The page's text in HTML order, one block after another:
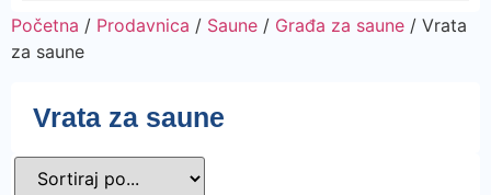
Početna / Prodavnica / Saune / Građa za saune / Vrata
za saune
Vrata za saune